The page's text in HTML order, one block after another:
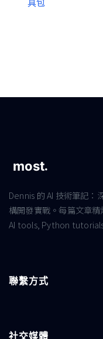
Dennis 的 AI 技術筆記：
構開發實戰。每篇文章
AI tools, Python
聯繫方式
社交媒體